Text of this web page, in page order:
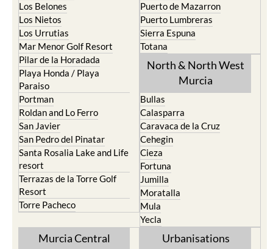
Los Belones
Los Nietos
Los Urrutias
Mar Menor Golf Resort
Pilar de la Horadada
Playa Honda / Playa
Paraiso
Portman
Roldan and Lo Ferro
San Javier
San Pedro del Pinatar
Santa Rosalia Lake and Life
resort
Terrazas de la Torre Golf
Resort
Torre Pacheco
Puerto de Mazarron
Puerto Lumbreras
Sierra Espuna
Totana
North & North West
Murcia
Bullas
Calasparra
Caravaca de la Cruz
Cehegin
Cieza
Fortuna
Jumilla
Moratalla
Mula
Yecla
Murcia Central Urbanisations